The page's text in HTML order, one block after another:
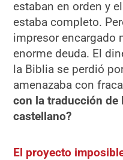
estaban en orden y
estaba completo.
impresor encargado
enorme deuda. El
la Biblia se perdió
amenazaba con
con la traducción de
castellano?
El proyecto